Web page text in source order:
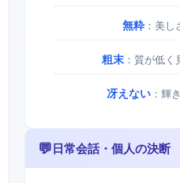
無粋 ：美
粗末 ：質が低
冴えない：輝
💬日常会話・個人の決断